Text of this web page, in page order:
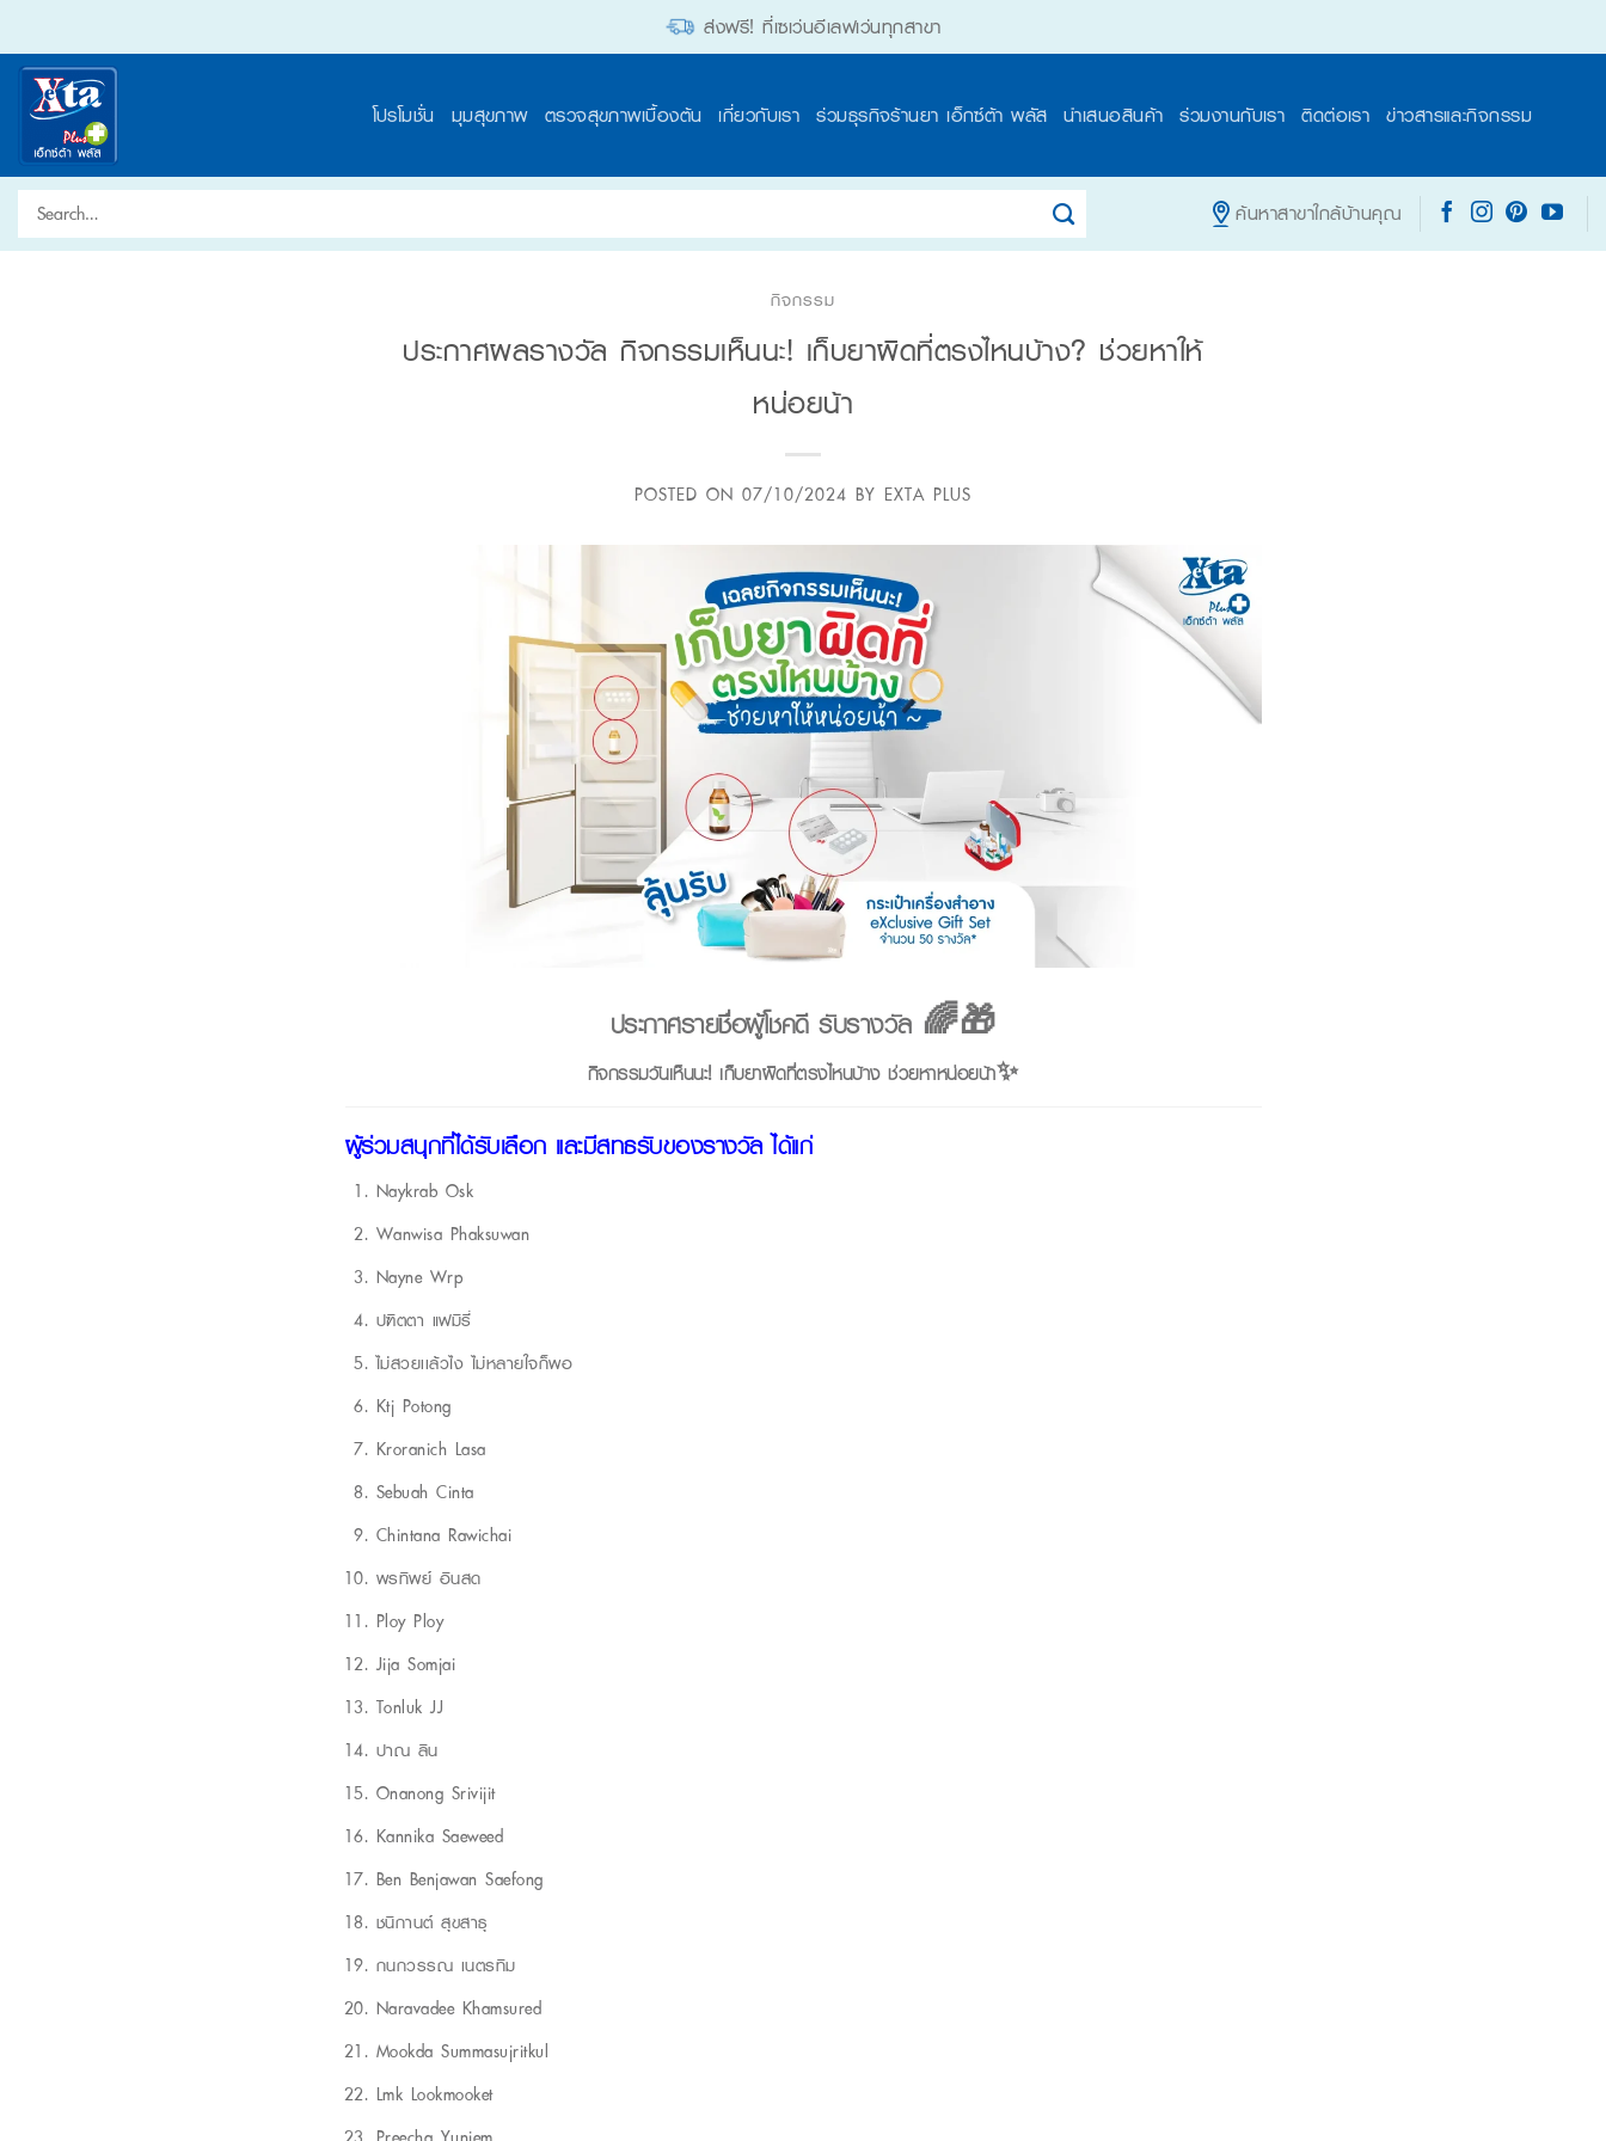
content
ส่งฟรี! ที่เซเว่นอีเลฟเว่นทุกสาขา
โปรโมชั่น มุมสุขภาพ ตรวจสุขภาพเบื้องต้น เกี่ยวกับเรา ร่วมธุรกิจร้านยา เอ็กซ์ต้า พลัส นำเสนอสินค้า ร่วมงานกับเรา ติดต่อเรา ข่าวสารและกิจกรรม
Search
for:
ค้นหาสาขาใกล้บ้านคุณ
กิจกรรม
ประกาศผลรางวัล กิจกรรมเห็นนะ! เก็บยาผิดที่ตรงไหนบ้าง? ช่วยหาให้
หน่อยน้า
POSTED ON 07/10/2024 BY EXTA PLUS
ประกาศรายชื่อผู้โชคดี รับรางวัล 🌈🎁
กิจกรรมวันเห็นนะ! เก็บยาผิดที่ตรงไหนบ้าง ช่วยหาหน่อยน้า✨
ผู้ร่วมสนุกที่ได้รับเลือก และมีสิทธิรับของรางวัล ได้แก่
Naykrab Osk
Wanwisa Phaksuwan
Nayne Wrp
ปฑิตตา แฟมิรี่
ไม่สวยเเล้วไง ไม่หลายใจก็พอ
Ktj Potong
Kroranich Lasa
Sebuah Cinta
Chintana Rawichai
พรทิพย์ อินสด
Ploy Ploy
Jija Somjai
Tonluk JJ
ปาณ ลิน
Onanong Srivijit
Kannika Saeweed
Ben Benjawan Saefong
ชนิกานต์ สุขสาธุ
กนกวรรณ เนตรทิม
Naravadee Khamsured
Mookda Summasujritkul
Lmk Lookmooket